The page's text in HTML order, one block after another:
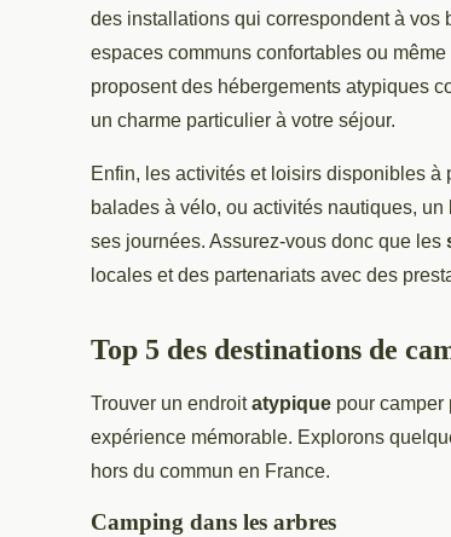
des installations qui correspondent à vos
espaces communs confortables ou
proposent des hébergements atypiques
un charme particulier à votre séjour.
Enfin, les activités et loisirs disponibles
balades à vélo, ou activités nautiques,
ses journées. Assurez-vous donc que les
locales et des partenariats avec des
Top 5 des destinations de
Trouver un endroitatypique pour camper
expérience mémorable. Explorons
hors du commun en France.
Camping dans les arbres